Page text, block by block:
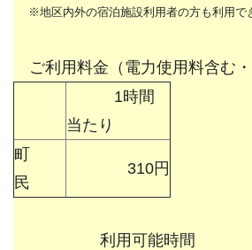
※地区内外の宿泊施設利用者の方も利用で
ご利用料金（電力使用料含む・
1時間
当たり
町
民
310円
利用可能時間